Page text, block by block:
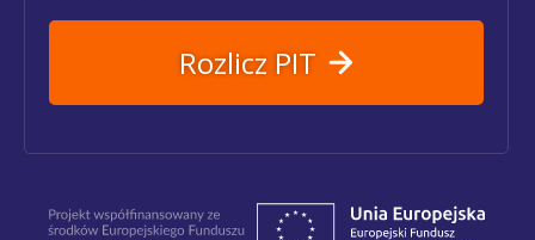
Rozlicz PIT